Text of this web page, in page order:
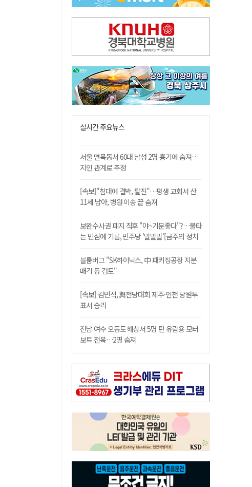
거동 불편 모녀 덮친 새벽 화재…90대 어머니·60대 딸 숨져
실시간 주요뉴스
서울 면목동서 60대 남성 2명 흉기에 숨져…
지인 관계로 추정
[속보]"침대에 결박, 탈진"…평생 교회서 산
11세 남아, 병원 이송 끝 숨져
보완수사권 폐지 직후 "야~기분좋다"?…불타
는 민심에 기름, 민주당 '말말말'[금주의 정치
블룸버그 "SK하이닉스, 中 패키징공장 지분
매각 등 검토"
[속보] 김민석, 與전당대회 제주·인천 당원투
표서 승리
전남 여수 오동도 해상서 5명 탄 유람용 모터
보트 전복…2명 숨져